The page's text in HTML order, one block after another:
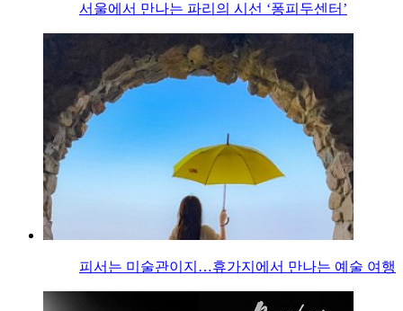
서울에서 만나는 파리의 시선 ‘퐁피두센터’
피서는 미술관이지…휴가지에서 만나는 예술 여행